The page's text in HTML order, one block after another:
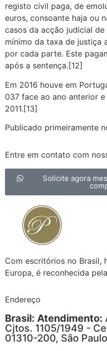
registo civil paga, de
euros, consoante haja ou
casos da acção judicial
mínimo da taxa de justiça
por cada parte. Este
após a sentença.[12]
Em 2016 houve em
037 face ao ano anterior
2011.[13]
Publicado primeiramente
Entre em contato com
Solicite agora
Com escritórios no Brasil,
Europa, é reconhecida
Endereço
Brasil: Atendimento:
Cjtos. 1105/1949 -
01310-200, São